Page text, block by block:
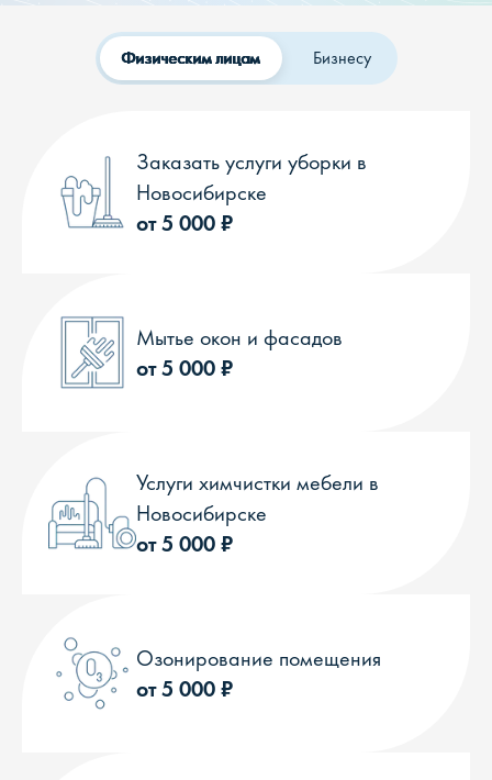
Физическим лицам Бизнесу
Заказать услуги уборки в
Новосибирске
от 5 000 ₽
Мытье окон и фасадов
от 5 000 ₽
Услуги химчистки мебели в
Новосибирске
от 5 000 ₽
Озонирование помещения
от 5 000 ₽